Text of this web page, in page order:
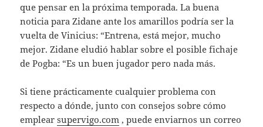
que pensar en la próxima temporada. La buena
noticia para Zidane ante los amarillos podría ser la
vuelta de Vinicius: “Entrena, está mejor, mucho
mejor. Zidane eludió hablar sobre el posible fichaje
de Pogba: “Es un buen jugador pero nada más.
Si tiene prácticamente cualquier problema con
respecto a dónde, junto con consejos sobre cómo
emplearsupervigo.com , puede enviarnos un correo